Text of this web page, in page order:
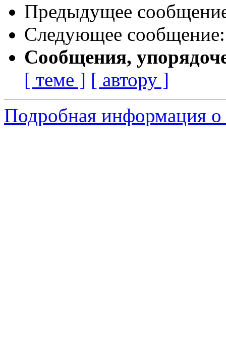
Предыдущее
Следующее
Сообщения,
[ теме ] [ автору ]
Подробная информация о